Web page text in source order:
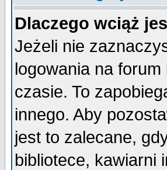
Dlaczego wciąż
Jeżeli nie
logowania na
czasie. To
innego. Aby
jest to zalecane,
bibliotece, kawiarni